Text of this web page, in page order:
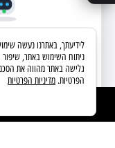
שאלו את
מחפשים מוצר?
בואו
ניתוח השימוש באתר,
גלישה באתר מהווה את
הפרטיות. מדיניות הפרטיות